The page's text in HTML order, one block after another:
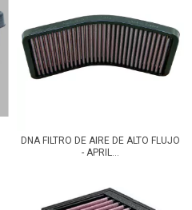
DNA FILTRO DE AIRE DE ALTO FLUJO
- APRIL...